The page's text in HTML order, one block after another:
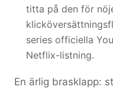
titta på den för
series officiella
Netflix-listning.
En ärlig brasklapp: